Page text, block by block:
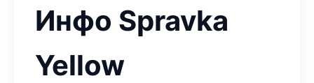
Инфо Spravka
Yellow